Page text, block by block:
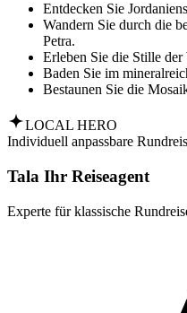
Entdecken Sie
Wandern Sie durch die
Petra.
Erleben Sie die Stille
Baden Sie im
Bestaunen Sie die
LOCAL HERO
Individuell anpassbare
Tala Ihr Reiseagent
Experte für klassische